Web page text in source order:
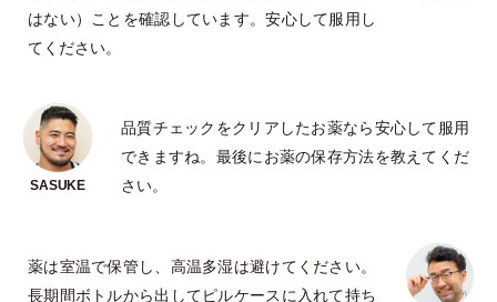
はない）
ことを確認しています。安心して服用し
てください。
品質チェックをクリアしたお薬なら安心して服用
できますね。最後にお薬の保存方法を教えてくだ
さい。
薬は室温で保管し、高温多湿は避けてください。
長期間ボトルから出してピルケースに入れて持ち